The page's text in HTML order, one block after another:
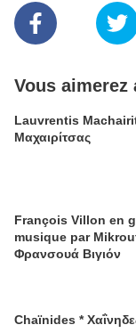
Vous aimerez
Lauvrentis
Μαχαιρίτσας
François Villon en
musique par
Φρανσουά Βιγιόν
Chaïnides *